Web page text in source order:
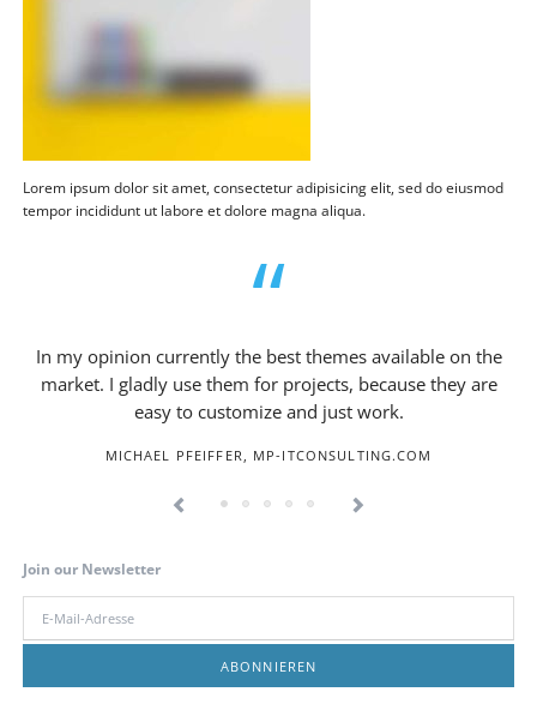
Lorem ipsum dolor sit amet, consectetur adipisicing elit, sed do eiusmod
tempor incididunt ut labore et dolore magna aliqua.
In my opinion currently the best themes available on the
market. I gladly use them for projects, because they are
easy to customize and just work.
MICHAEL PFEIFFER, MP-ITCONSULTING.COM
Join our Newsletter
Mail-
ABONNIEREN